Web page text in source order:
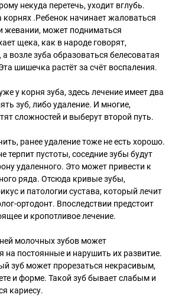
некуда перетечь, уходит вглубь.
корнях .Ребенок начинает жаловаться
жевании, может подниматься
щека, как в народе говорят,
возле зуба образоваться белесоватая
шишечка растёт за счёт воспаления.
у корня зуба, здесь лечение имеет два
зуб, либо удаление. И многие,
сложностей и выберут второй путь.
ранее удаление тоже не есть хорошо.
терпит пустоты, соседние зубы будут
удаленного. Это может привести к
ряда. Отсюда кривые зубы,
и патологии сустава, который лечит
ортодонт. Впоследствии предстоит
и кропотливое лечение.
молочных зубов может
на постоянные и нарушить их развитие.
зуб может прорезаться некрасивым,
и форме. Такой зуб бывает слабым и
кариесу.